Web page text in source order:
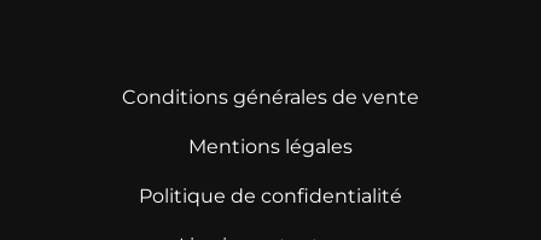
Conditions générales de vente
Mentions légales
Politique de confidentialité